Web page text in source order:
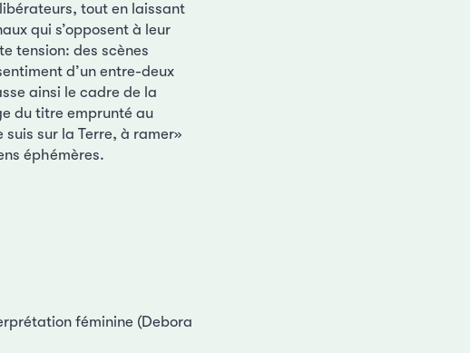
tout en laissant
qui s’opposent à leur
tension: des scènes
d’un entre-deux
ainsi le cadre de la
du titre emprunté au
sur la Terre, à ramer»
éphémères.
féminine (Debora